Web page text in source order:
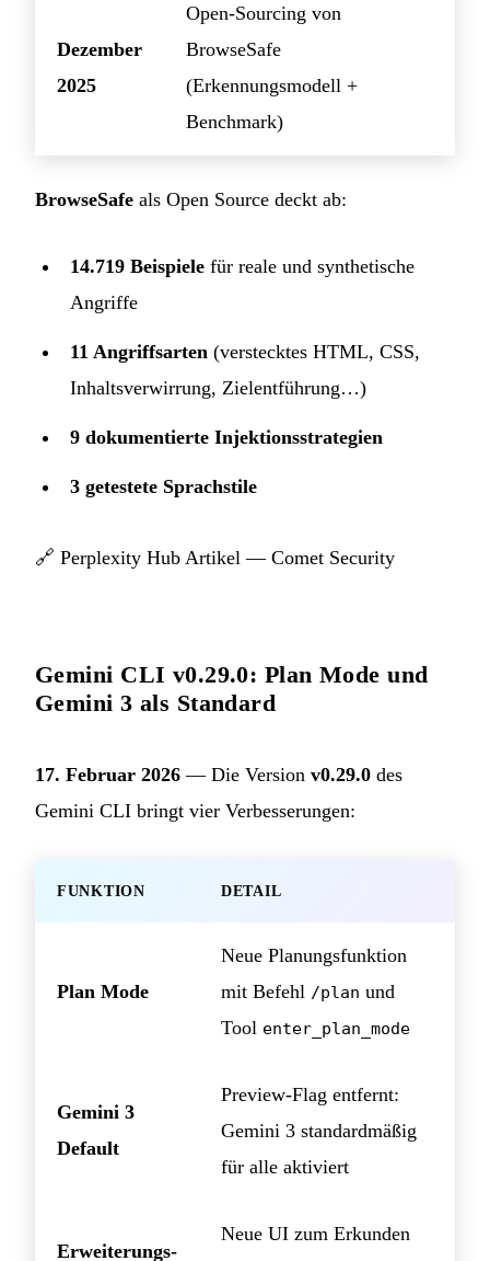
Dezember
2025
Open-Sourcing von
BrowseSafe
(Erkennungsmodell +
Benchmark)
BrowseSafe als Open Source deckt ab:
14.719 Beispiele für reale und synthetische
Angriffe
11 Angriffsarten (verstecktes HTML, CSS,
Inhaltsverwirrung, Zielentführung…)
9 dokumentierte Injektionsstrategien
3 getestete Sprachstile
🔗 Perplexity Hub Artikel — Comet Security
Gemini CLI v0.29.0: Plan Mode und
Gemini 3 als Standard
17. Februar 2026 — Die Version v0.29.0 des
Gemini CLI bringt vier Verbesserungen:
FUNKTION DETAIL
Plan Mode
Neue Planungsfunktion
mit Befehl /plan und
Tool enter_plan_mode
Gemini 3
Default
Preview-Flag entfernt:
Gemini 3 standardmäßig
für alle aktiviert
Erweiterungs-
Neue UI zum Erkunden